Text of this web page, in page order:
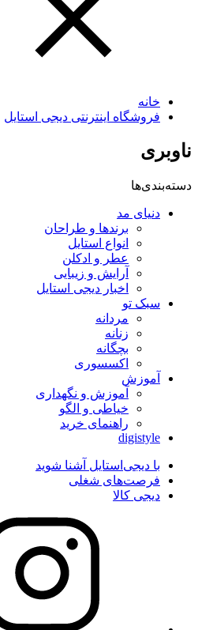
خانه
فروشگاه اینترنتی دیجی استایل
ناوبری
دسته‌بندی‌ها
دنیای مد
برندها و طراحان
انواع استایل
عطر و ادکلن
آرایش و زیبایی
اخبار دیجی استایل
سبک تو
مردانه
زنانه
بچگانه
اکسسوری
آموزش
آموزش و نگهداری
خیاطی و الگو
راهنمای خرید
digistyle
با دیجی‌استایل آشنا شوید
فرصت‌های شغلی
دیجی کالا